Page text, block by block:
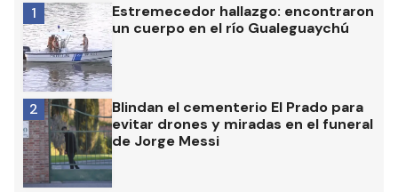
Estremecedor hallazgo: encontraron
un cuerpo en el río Gualeguaychú
1
Blindan el cementerio El Prado para
evitar drones y miradas en el funeral
de Jorge Messi
2